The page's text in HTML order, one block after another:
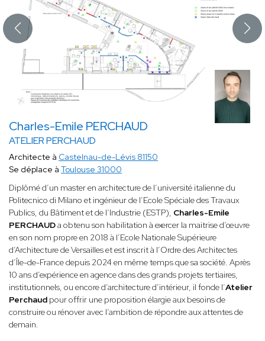
Charles-Emile PERCHAUD
ATELIER PERCHAUD
Architecte à Castelnau-de-Lévis 81150
Se déplace à Toulouse 31000
Diplômé d’un master en architecture de l’université italienne du
Politecnico di Milano et ingénieur de l’Ecole Spéciale des Travaux
Publics, du Bâtiment et de l’Industrie (ESTP), Charles-Emile
PERCHAUDa obtenu son habilitation à exercer la maitrise d’œuvre
en son nom propre en 2018 à l’Ecole Nationale Supérieure
d’Architecture de Versailles et est inscrit à l’Ordre des Architectes
d’Île-de-France depuis 2024 en même temps que sa société. Après
10 ans d’expérience en agence dans des grands projets tertiaires,
institutionnels, ou encore d’architecture d’intérieur, il fonde l’Atelier
Perchaud pour offrir une proposition élargie aux besoins de
construire ou rénover avec l’ambition de répondre aux attentes de
demain.